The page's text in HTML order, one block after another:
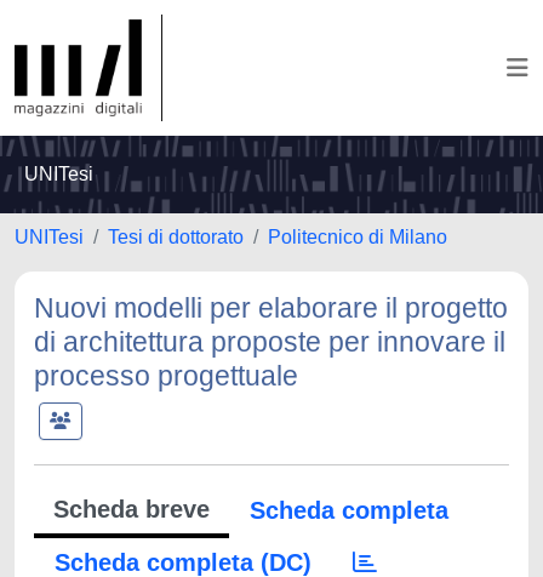
UNITesi
UNITesi Tesi di dottorato Politecnico di Milano
Nuovi modelli per elaborare il progetto
di architettura proposte per innovare il
processo progettuale
Scheda breve
Scheda completa
Scheda completa (DC)